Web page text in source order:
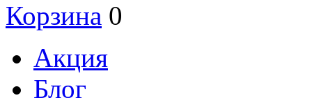
Корзина 0
Акция
Блог